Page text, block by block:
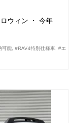
ウィン ・ 今年
可能 #RAV4特別仕様車
#エ